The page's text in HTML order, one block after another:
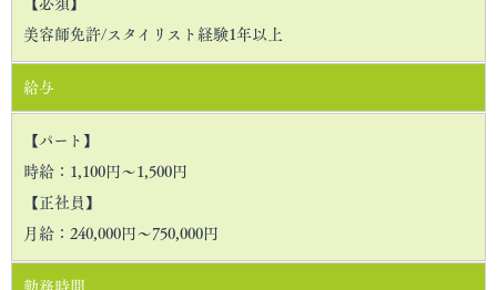
【必須】
美容師免許/スタイリスト経験1年以上
給与
【パート】
時給：1,100円〜1,500円
【正社員】
月給：240,000円〜750,000円
勤務時間